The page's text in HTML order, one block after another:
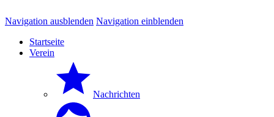
Navigation ausblenden Navigation einblenden
Startseite
Verein
Nachrichten